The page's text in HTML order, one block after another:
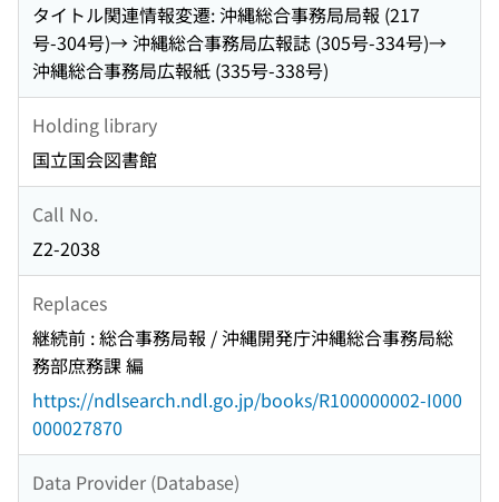
タイトル関連情報変遷: 沖縄総合事務局局報 (217
号-304号)→ 沖縄総合事務局広報誌 (305号-334号)→
沖縄総合事務局広報紙 (335号-338号)
Holding library
国立国会図書館
Call No.
Z2-2038
Replaces
継続前 : 総合事務局報 / 沖縄開発庁沖縄総合事務局総
務部庶務課 編
https://ndlsearch.ndl.go.jp/books/R100000002-I000
000027870
Data Provider (Database)